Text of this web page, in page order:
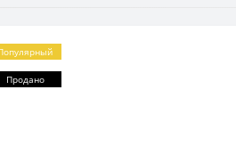
Продано